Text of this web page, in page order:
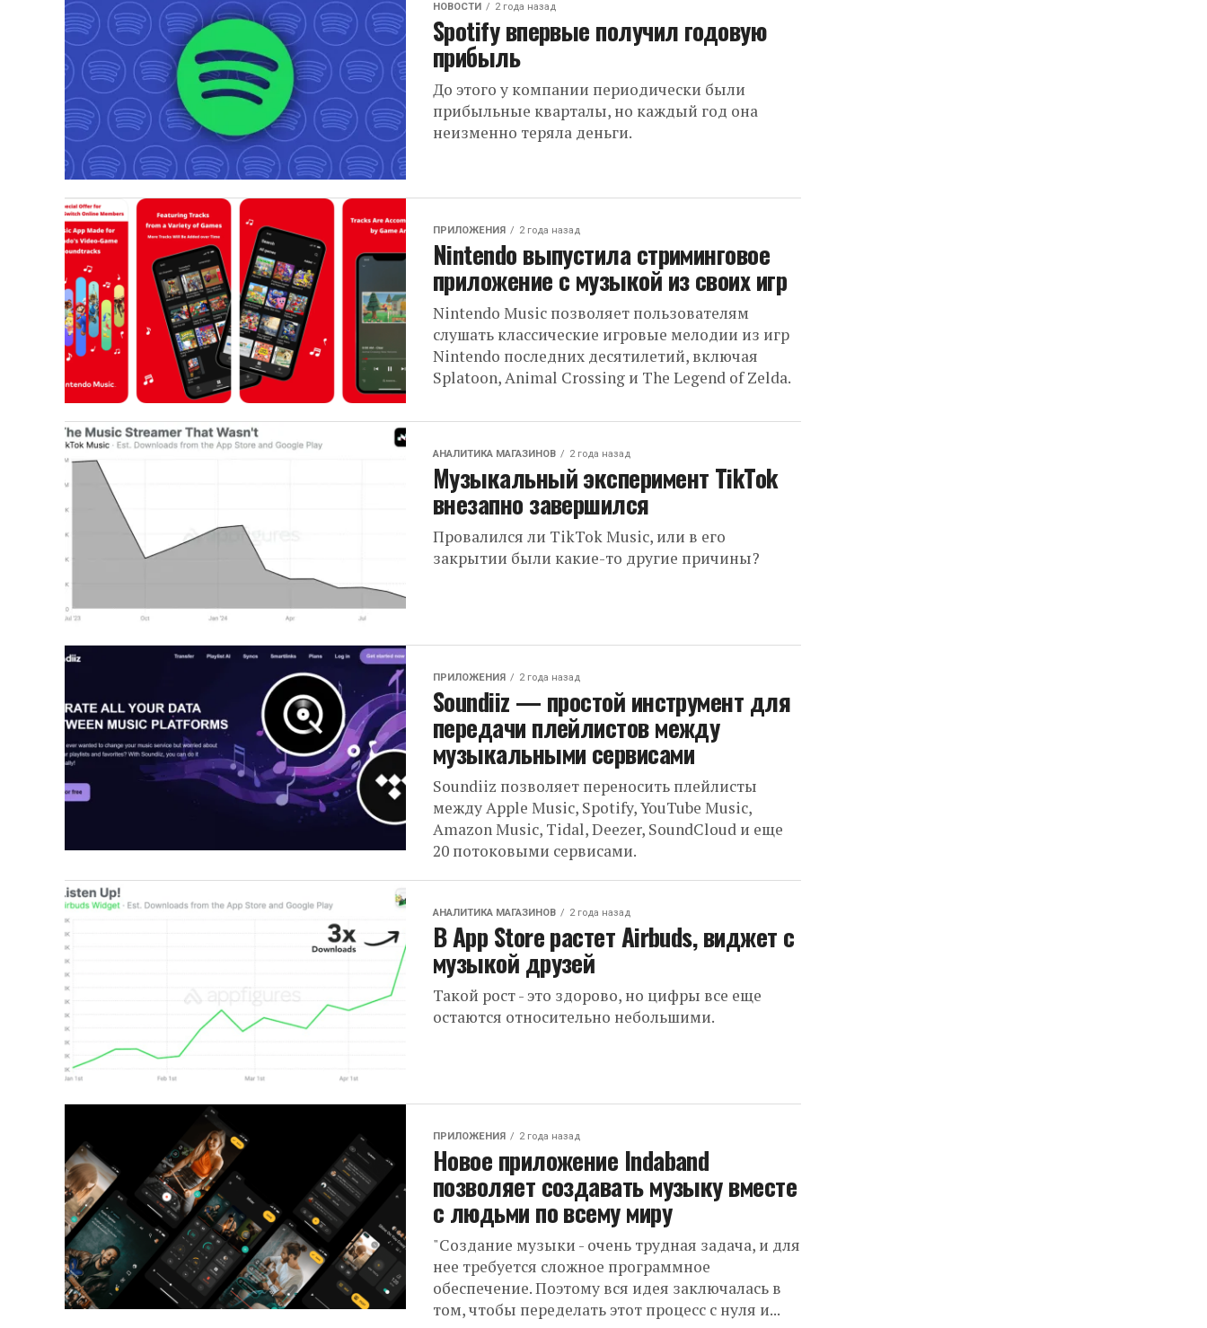
НОВОСТИ 2 года назад
Spotify впервые получил годовую
прибыль
До этого у компании периодически были
прибыльные кварталы, но каждый год она
неизменно теряла деньги.
ПРИЛОЖЕНИЯ 2 года назад
Nintendo выпустила стриминговое
приложение с музыкой из своих игр
Nintendo Music позволяет пользователям
слушать классические игровые мелодии из игр
Nintendo последних десятилетий, включая
Splatoon, Animal Crossing и The Legend of Zelda.
АНАЛИТИКА МАГАЗИНОВ 2 года назад
Музыкальный эксперимент TikTok
внезапно завершился
Провалился ли TikTok Music, или в его
закрытии были какие-то другие причины?
ПРИЛОЖЕНИЯ 2 года назад
Soundiiz — простой инструмент для
передачи плейлистов между
музыкальными сервисами
Soundiiz позволяет переносить плейлисты
между Apple Music, Spotify, YouTube Music,
Amazon Music, Tidal, Deezer, SoundCloud и еще
20 потоковыми сервисами.
АНАЛИТИКА МАГАЗИНОВ 2 года назад
В App Store растет Airbuds, виджет с
музыкой друзей
Такой рост - это здорово, но цифры все еще
остаются относительно небольшими.
ПРИЛОЖЕНИЯ 2 года назад
Новое приложение Indaband
позволяет создавать музыку вместе
с людьми по всему миру
"Создание музыки - очень трудная задача, и для
нее требуется сложное программное
обеспечение. Поэтому вся идея заключалась в
том, чтобы переделать этот процесс с нуля и...